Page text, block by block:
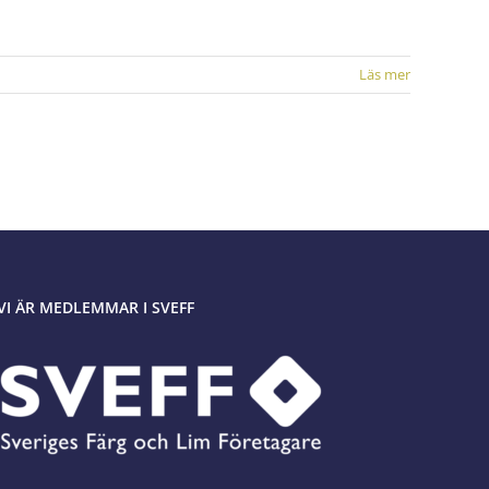
Läs mer
ÄR MEDLEMMAR I SVEFF